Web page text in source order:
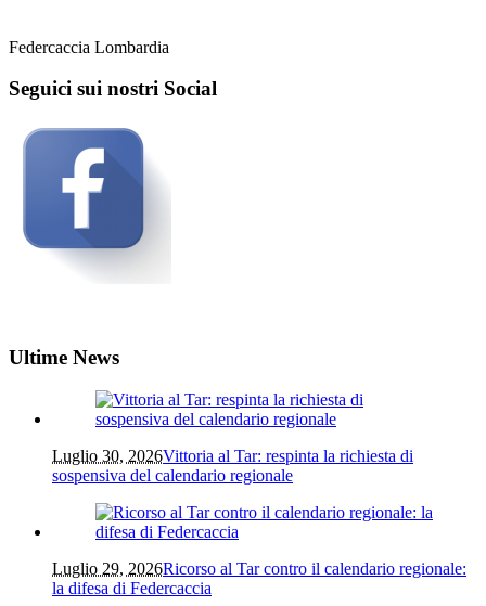
Federcaccia Lombardia
Seguici sui nostri Social
Ultime News
Luglio 30, 2026Vittoria al Tar: respinta la richiesta di
sospensiva del calendario regionale
Luglio 29, 2026Ricorso al Tar contro il calendario regionale:
la difesa di Federcaccia